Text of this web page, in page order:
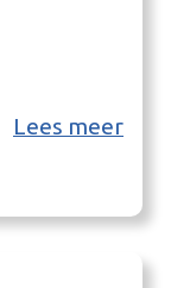
Lees meer